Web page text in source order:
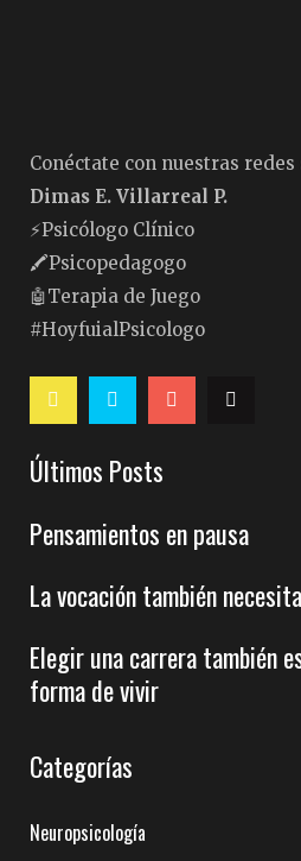
Conéctate con nuestras redes
Dimas E. Villarreal P.
⚡️Psicólogo Clínico
🖍Psicopedagogo
🤖Terapia de Juego
#HoyfuialPsicologo
Últimos Posts
Pensamientos en pausa
La vocación también
Elegir una carrera también
forma de vivir
Categorías
Neuropsicología